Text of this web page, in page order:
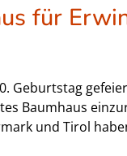
für
Geburtstag
Baumhaus
und Tirol